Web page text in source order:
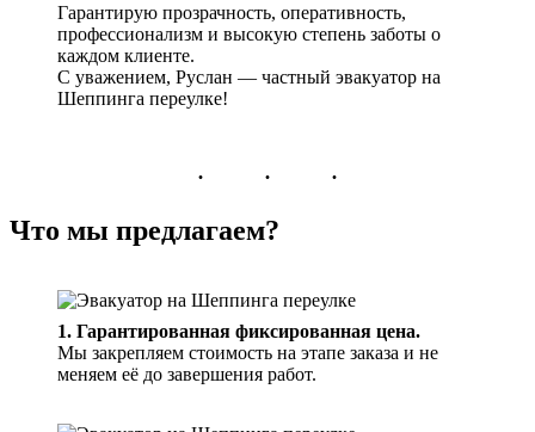
Гарантирую прозрачность, оперативность,
профессионализм и высокую степень заботы о
каждом клиенте.
С уважением, Руслан — частный эвакуатор на
Шеппинга переулке!
Что мы предлагаем?
1. Гарантированная фиксированная цена.
Мы закрепляем стоимость на этапе заказа и не
меняем её до завершения работ.